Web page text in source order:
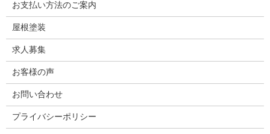
お支払い方法のご案内
屋根塗装
求人募集
お客様の声
お問い合わせ
プライバシーポリシー